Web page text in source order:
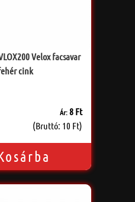
Velox facsavar
cink
Ár:8 Ft
(Bruttó: 10 Ft)